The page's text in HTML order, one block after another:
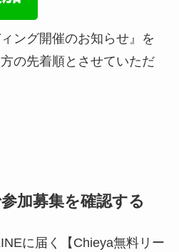
ング開催のお知らせ』を
の先着順とさせていただ
加募集を確認する
に届く【Chieya無料リー